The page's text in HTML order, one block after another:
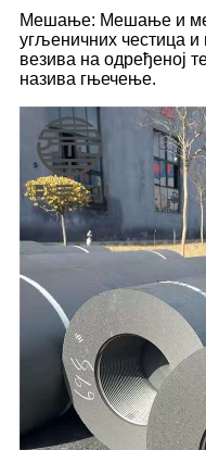
Мешање: Мешање и
угљеничних честица
везива на одређеној
назива гњечење.